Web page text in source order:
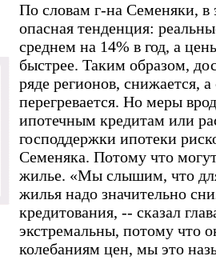
По словам г-на Семеняки, в
опасная тенденция:
среднем на 14% в год, а
быстрее. Таким образом,
ряде регионов, снижается,
перегревается. Но меры
ипотечным кредитам или
господдержки ипотеки
Семеняка. Потому что
жилье. «Мы слышим, что
жилья надо значительно
кредитования, -- сказал
экстремальны, потому что
колебаниям цен, мы это